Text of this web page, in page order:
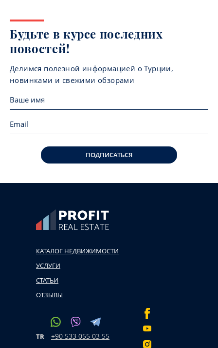
Будьте в курсе последних
новостей!
Делимся полезной информацией о Турции,
новинками и свежими обзорами
ПОДПИСАТЬСЯ
КАТАЛОГ НЕДВИЖИМОСТИ
УСЛУГИ
СТАТЬИ
ОТЗЫВЫ
TR +90 533 055 03 55